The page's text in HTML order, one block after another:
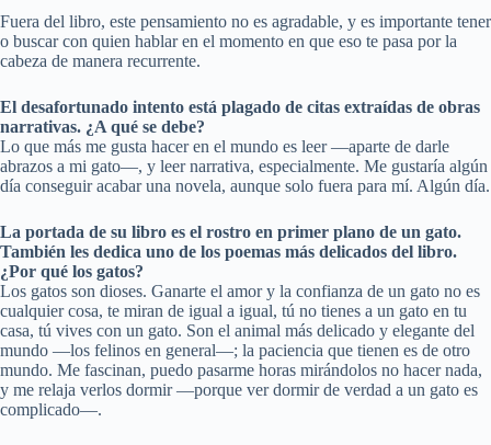
Fuera del libro, este pensamiento no es agradable, y es importante tener
o buscar con quien hablar en el momento en que eso te pasa por la
cabeza de manera recurrente.
El desafortunado intento está plagado de citas extraídas de obras
narrativas. ¿A qué se debe?
Lo que más me gusta hacer en el mundo es leer —aparte de darle
abrazos a mi gato—, y leer narrativa, especialmente. Me gustaría algún
día conseguir acabar una novela, aunque solo fuera para mí. Algún día.
La portada de su libro es el rostro en primer plano de un gato.
También les dedica uno de los poemas más delicados del libro.
¿Por qué los gatos?
Los gatos son dioses. Ganarte el amor y la confianza de un gato no es
cualquier cosa, te miran de igual a igual, tú no tienes a un gato en tu
casa, tú vives con un gato. Son el animal más delicado y elegante del
mundo —los felinos en general—; la paciencia que tienen es de otro
mundo. Me fascinan, puedo pasarme horas mirándolos no hacer nada,
y me relaja verlos dormir —porque ver dormir de verdad a un gato es
complicado—.